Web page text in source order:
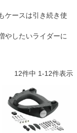
ケースは引き続き使
やしたいライダーに
12件中 1-12件表示